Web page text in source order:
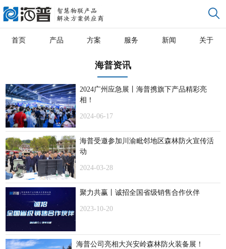
首页 产品 方案 服务 新闻 关于
海普资讯
2024广州应急展丨海普携旗下产品精彩亮
相！
2024-06-17
海普受邀参加川渝毗邻地区森林防火宣传活
动
2024-03-28
聚力共赢丨诚招全国省级销售合作伙伴
2023-10-20
海普公司亮相大兴安岭森林防火装备展！